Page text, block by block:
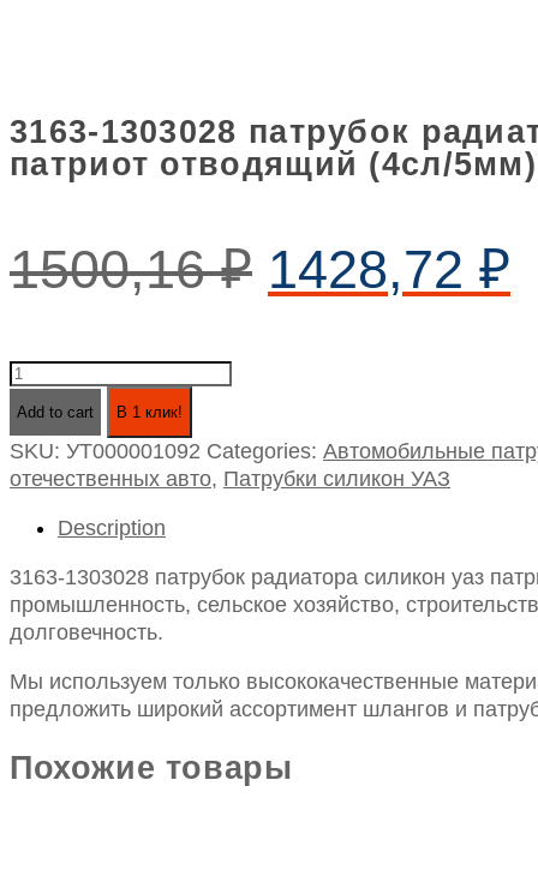
3163-1303028 патрубок
патриот отводящий (4сл/5мм)
1500,16₽ 1428,72 ₽
3163-
радиатора
силикон
патриот
отводящий
(4сл/5мм)
quantity
Add to cart В 1 клик!
SKU: УТ000001092 Categories: Автомобильные
отечественных авто, Патрубки силикон УАЗ
Description
3163-1303028 патрубок радиатора силикон уаз
промышленность, сельское хозяйство,
долговечность.
Мы используем только высококачественные
предложить широкий ассортимент шлангов и
Похожие товары